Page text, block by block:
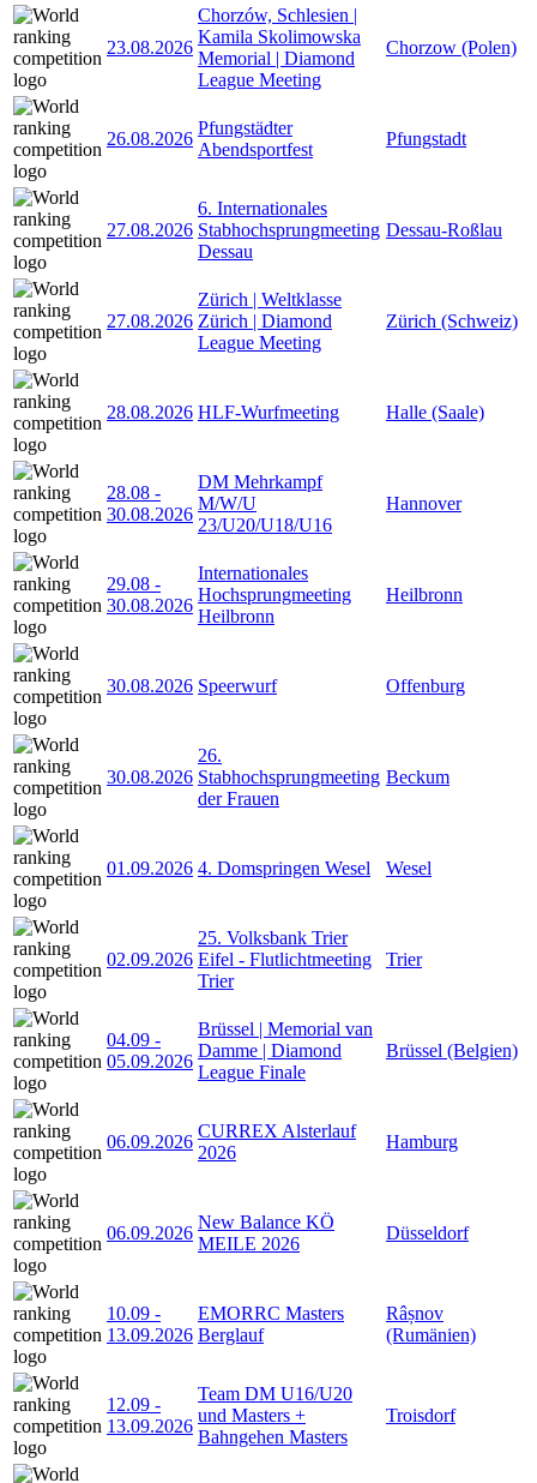
23.08.2026
Chorzów, Schlesien |
Kamila Skolimowska
Memorial | Diamond
League Meeting
Chorzow (Polen)
26.08.2026
Pfungstädter
Abendsportfest
Pfungstadt
27.08.2026
6. Internationales
Stabhochsprungmeeting
Dessau
Dessau-Roßlau
27.08.2026
Zürich | Weltklasse
Zürich | Diamond
League Meeting
Zürich (Schweiz)
28.08.2026 HLF-Wurfmeeting Halle (Saale)
28.08 -
30.08.2026
DM Mehrkampf
M/W/U
23/U20/U18/U16
Hannover
29.08 -
30.08.2026
Internationales
Hochsprungmeeting
Heilbronn
Heilbronn
30.08.2026 Speerwurf Offenburg
30.08.2026
26.
Stabhochsprungmeeting
der Frauen
Beckum
01.09.2026 4. Domspringen Wesel Wesel
02.09.2026
25. Volksbank Trier
Eifel - Flutlichtmeeting
Trier
Trier
04.09 -
05.09.2026
Brüssel | Memorial van
Damme | Diamond
League Finale
Brüssel (Belgien)
06.09.2026
CURREX Alsterlauf
2026
Hamburg
06.09.2026
New Balance KÖ
MEILE 2026
Düsseldorf
10.09 -
13.09.2026
EMORRC Masters
Berglauf
Râșnov
(Rumänien)
12.09 -
13.09.2026
Team DM U16/U20
und Masters +
Bahngehen Masters
Troisdorf